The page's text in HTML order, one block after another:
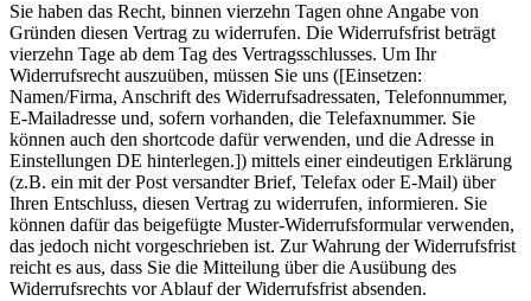
Sie haben das Recht, binnen vierzehn Tagen ohne Angabe von
Gründen diesen Vertrag zu widerrufen. Die Widerrufsfrist beträgt
vierzehn Tage ab dem Tag des Vertragsschlusses. Um Ihr
Widerrufsrecht auszuüben, müssen Sie uns ([Einsetzen:
Namen/Firma, Anschrift des Widerrufsadressaten, Telefonnummer,
E-Mailadresse und, sofern vorhanden, die Telefaxnummer. Sie
können auch den shortcode dafür verwenden, und die Adresse in
Einstellungen DE hinterlegen.]) mittels einer eindeutigen Erklärung
(z.B. ein mit der Post versandter Brief, Telefax oder E-Mail) über
Ihren Entschluss, diesen Vertrag zu widerrufen, informieren. Sie
können dafür das beigefügte Muster-Widerrufsformular verwenden,
das jedoch nicht vorgeschrieben ist. Zur Wahrung der Widerrufsfrist
reicht es aus, dass Sie die Mitteilung über die Ausübung des
Widerrufsrechts vor Ablauf der Widerrufsfrist absenden.